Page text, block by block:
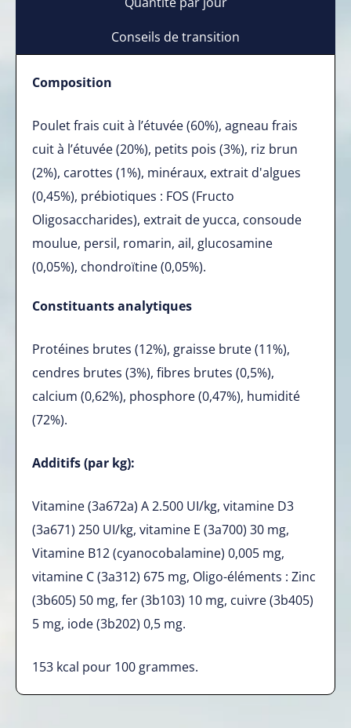
Conseils de transition
Composition
Poulet frais cuit à l’étuvée (60%), agneau frais
cuit à l’étuvée (20%), petits pois (3%), riz brun
(2%), carottes (1%), minéraux, extrait d'algues
(0,45%), prébiotiques : FOS (Fructo
Oligosaccharides), extrait de yucca, consoude
moulue, persil, romarin, ail, glucosamine
(0,05%), chondroïtine (0,05%).
Constituants analytiques
Protéines brutes (12%), graisse brute (11%),
cendres brutes (3%), fibres brutes (0,5%),
calcium (0,62%), phosphore (0,47%), humidité
(72%).
Additifs (par kg):
Vitamine (3a672a) A 2.500 UI/kg, vitamine D3
(3a671) 250 UI/kg, vitamine E (3a700) 30 mg,
Vitamine B12 (cyanocobalamine) 0,005 mg,
vitamine C (3a312) 675 mg, Oligo-éléments : Zinc
(3b605) 50 mg, fer (3b103) 10 mg, cuivre (3b405)
5 mg, iode (3b202) 0,5 mg.
153 kcal pour 100 grammes.